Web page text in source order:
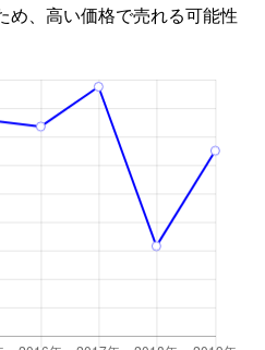
め、高い価格で売れる可能性